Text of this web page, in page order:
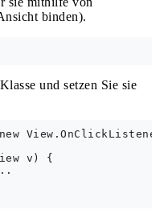
binden).
und setzen Sie sie
v) {